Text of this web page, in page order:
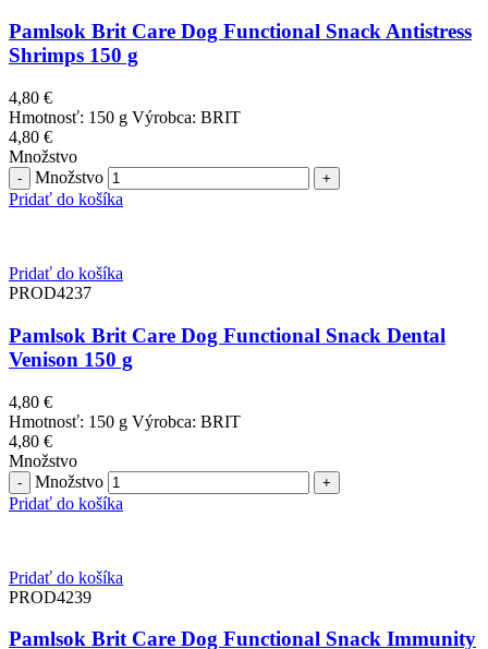
Pamlsok Brit Care Dog Functional Snack Antistress
Shrimps 150 g
4,80 €
Hmotnosť: 150 g Výrobca: BRIT
4,80 €
Množstvo
Množstvo
Pridať do košíka
Pridať do košíka
PROD4237
Pamlsok Brit Care Dog Functional Snack Dental
Venison 150 g
4,80 €
Hmotnosť: 150 g Výrobca: BRIT
4,80 €
Množstvo
Množstvo
Pridať do košíka
Pridať do košíka
PROD4239
Pamlsok Brit Care Dog Functional Snack Immunity